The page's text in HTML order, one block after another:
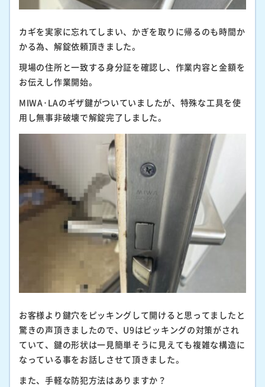
カギを実家に忘れてしまい、かぎを取りに帰るのも時間か
かる為、解錠依頼頂きました。
現場の住所と一致する身分証を確認し、作業内容と金額を
お伝えし作業開始。
MIWA･LAのギザ鍵がついていましたが、特殊な工具を使
用し無事非破壊で解錠完了しました。
お客様より鍵穴をピッキングして開けると思ってましたと
驚きの声頂きましたので、U9はピッキングの対策がされ
ていて、鍵の形状は一見簡単そうに見えても複雑な構造に
なっている事をお話しさせて頂きました。
また、手軽な防犯方法はありますか？